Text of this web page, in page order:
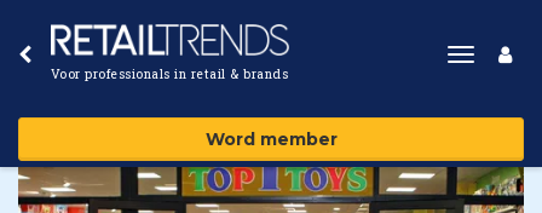
Voor professionals in retail & brands
Toggle
Word member